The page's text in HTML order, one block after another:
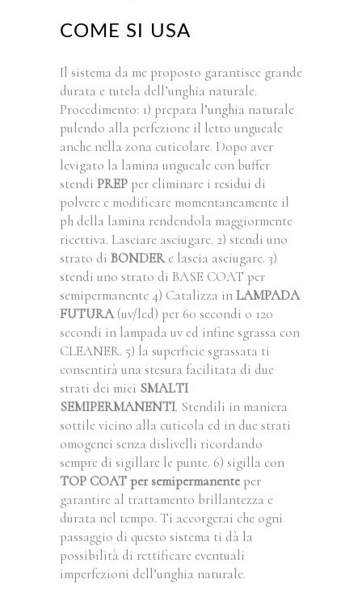
COME SI USA
Il sistema da me proposto garantisce grande
durata e tutela dell’unghia naturale.
Procedimento: 1) prepara l’unghia naturale
pulendo alla perfezione il letto ungueale
anche nella zona cuticolare. Dopo aver
levigato la lamina ungueale con buffer
stendi PREP per eliminare i residui di
polvere e modificare momentaneamente il
ph della lamina rendendola maggiormente
ricettiva. Lasciare asciugare. 2) stendi uno
strato di BONDERe lascia asciugare. 3)
stendi uno strato di BASE COAT per
semipermanente 4) Catalizza inLAMPADA
FUTURA(uv/led) per 60 secondi o 120
secondi in lampada uv ed infine sgrassa con
CLEANER. 5) la superficie sgrassata ti
consentirà una stesura facilitata di due
strati dei miei SMALTI
SEMIPERMANENTI. Stendili in maniera
sottile vicino alla cuticola ed in due strati
omogenei senza dislivelli ricordando
sempre di sigillare le punte. 6) sigilla con
TOP COAT per semipermanente per
garantire al trattamento brillantezza e
durata nel tempo. Ti accorgerai che ogni
passaggio di questo sistema ti dà la
possibilità di rettificare eventuali
imperfezioni dell’unghia naturale.